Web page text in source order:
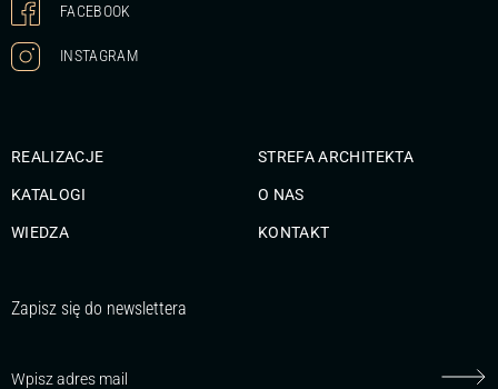
FACEBOOK
INSTAGRAM
REALIZACJE
KATALOGI
WIEDZA
STREFA ARCHITEKTA
O NAS
KONTAKT
Zapisz się do newslettera